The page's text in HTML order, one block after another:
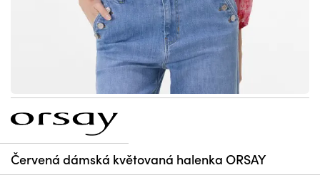
Červená dámská květovaná halenka ORSAY